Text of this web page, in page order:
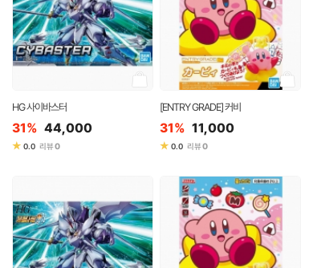
HG 사이바스터
31% 44,000
★ 0.0 리뷰0
[ENTRY GRADE] 커비
31% 11,000
★ 0.0 리뷰0